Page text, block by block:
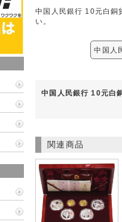
中国人民銀行 10元白銅
い。
中国人
中国人民銀行 10元白
関連商品